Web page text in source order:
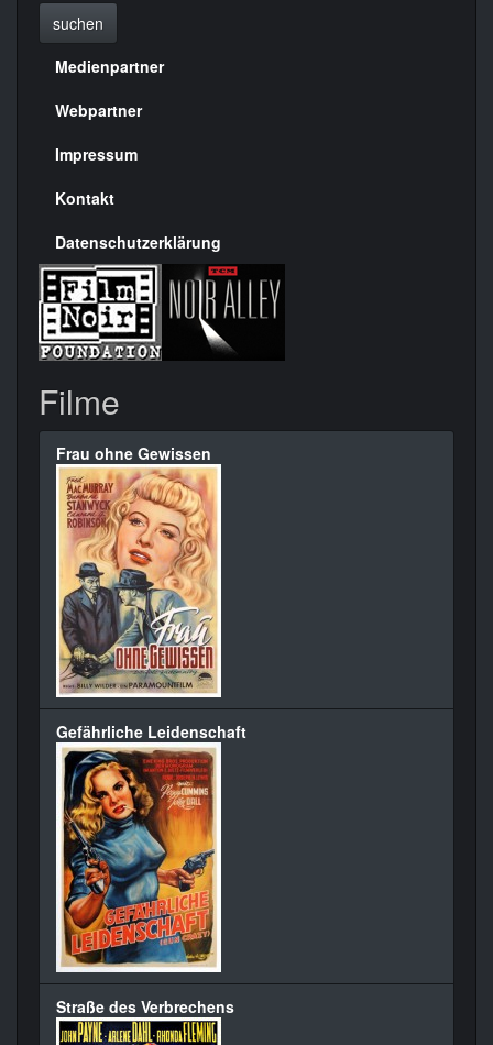
suchen
Menülinks
rechte
Seite
Medienpartner
Webpartner
Impressum
Kontakt
Datenschutzerklärung
Filme
Frau ohne Gewissen
Gefährliche Leidenschaft
Straße des Verbrechens